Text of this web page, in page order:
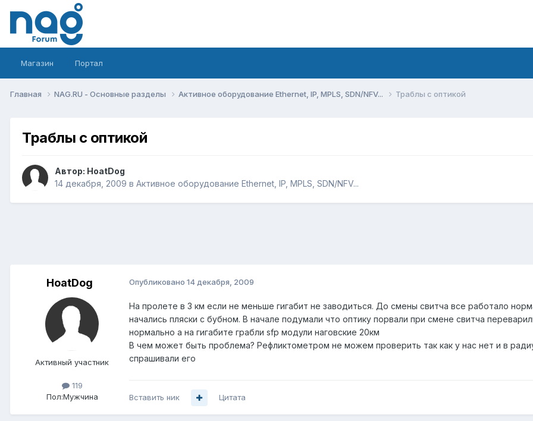
Магазин Портал
Главная NAG.RU - Основные разделы Активное оборудование Ethernet, IP, MPLS, SDN/NFV... Траблы с оптикой
Траблы с оптикой
Автор: HoatDog
14 декабря, 2009 в Активное оборудование Ethernet, IP, MPLS, SDN/NFV...
HoatDog
Активный участник
119
Пол:Мужчина
Опубликовано 14 декабря, 2009
На пролете в 3 км если не меньше гигабит не заводиться. До смены свитча все работало
начались пляски с бубном. В начале подумали что оптику порвали при смене свитча
нормально а на гигабите грабли sfp модули наговские 20км
В чем может быть проблема? Рефликтометром не можем проверить так как у нас нет и в
спрашивали его
Вставить ник Цитата